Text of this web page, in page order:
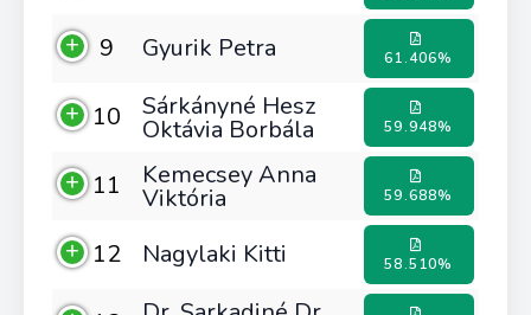
9 Gyurik Petra 61.406%
10 Sárkányné Hesz
Oktávia Borbála 59.948%
11 Kemecsey Anna
Viktória 59.688%
12 Nagylaki Kitti 58.510%